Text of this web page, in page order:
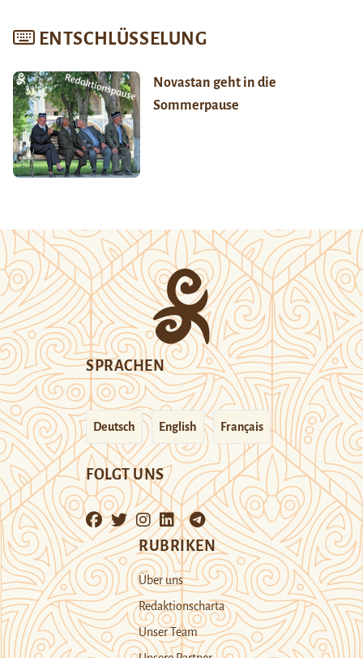
ENTSCHLÜSSELUNG
Novastan geht in die
Sommerpause
SPRACHEN
Deutsch English Français
FOLGT UNS
RUBRIKEN
Über uns
Redaktionscharta
Unser Team